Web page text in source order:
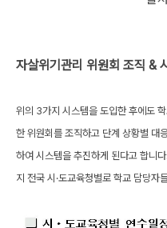
자살위기관리 위원회 조직 &
위의 3가지 시스템을 도입한 후에도
한 위원회를 조직하고 단계 상황별 대
하여 시스템을 추진하게 된다고 합니
지 전국 시·도교육청별로 학교 담당자